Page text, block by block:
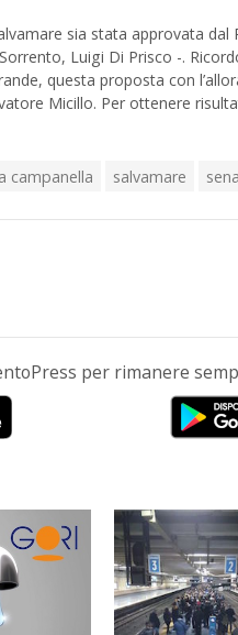
sia stata approvata
Luigi Di Prisco -.
questa proposta con
Micillo. Per ottenere
campanella salvamare
per rimanere